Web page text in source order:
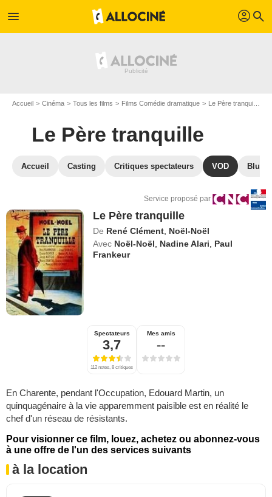
menu profil search
Accueil Cinéma Tous les films Films Comédie dramatique Le Père tranquille
Le Père tranquille
Accueil Casting Critiques spectateurs VOD Blu-
Service proposé par
Le Père tranquille
De René Clément Noël-Noël
Avec Noël-Noël Nadine Alari
Paul
Frankeur
Spectateurs
3,7
112 notes, 8 critiques
Mes amis
--
En Charente, pendant l'Occupation, Edouard Martin, un
quinquagénaire à la vie apparemment paisible est en réalité le
chef d'un réseau de résistants.
Pour visionner ce film, louez, achetez ou abonnez-vous
à une offre de l'un des services suivants
à la location